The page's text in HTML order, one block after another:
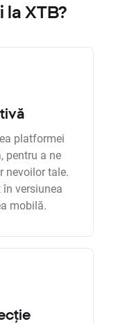
la XTB?
platformei
pentru a ne
nevoilor tale.
versiunea
mobilă.